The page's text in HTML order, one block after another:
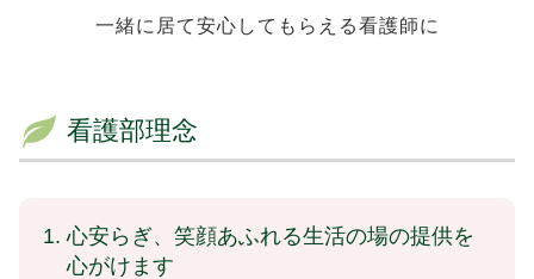
一緒に居て安心してもらえる看護師に
看護部理念
心安らぎ、笑顔あふれる生活の場の提供を
心がけます